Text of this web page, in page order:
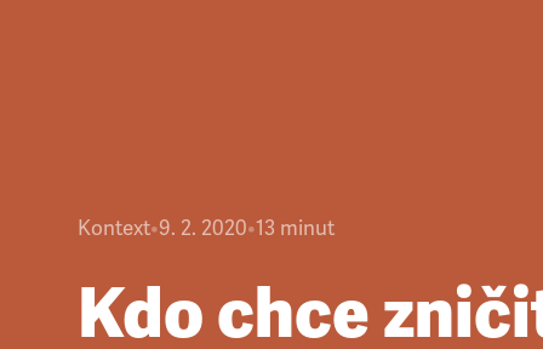
Kontext•9. 2. 2020•13 minut
Kdo chce